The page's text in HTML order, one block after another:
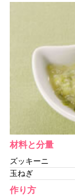
材料と分量
ズッキーニ
玉ねぎ
作り方